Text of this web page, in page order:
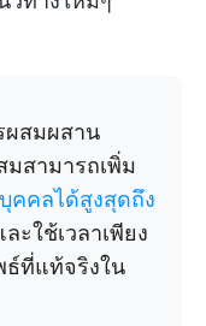
ผสมผสาน
มสามารถเพิ่ม
คคลได้สูงสุดถึง
ะใช้เวลาเพียง
ธ์ที่แท้จริงใน